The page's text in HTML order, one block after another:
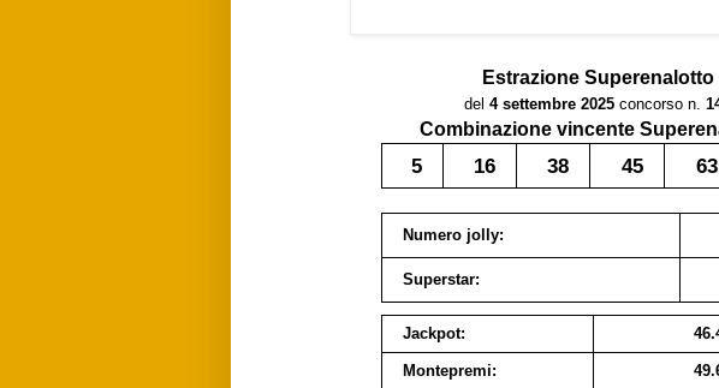
Estrazione Superenalotto
del 4 settembre 2025 concorso n.
Combinazione vincente
5 16 38 45 63
Numero jolly:
Superstar:
Jackpot:
Montepremi: